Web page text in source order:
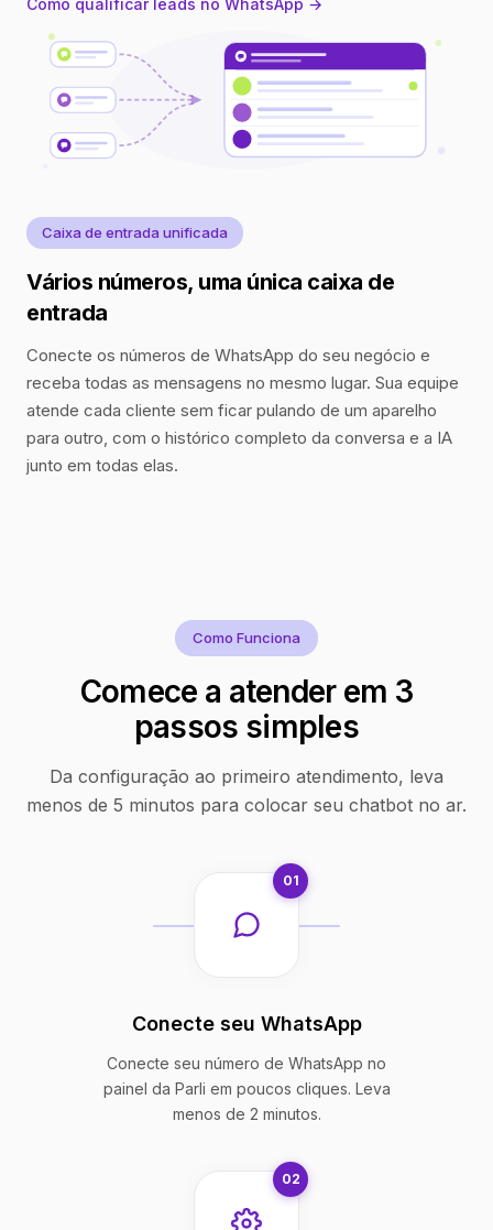
Como qualificar leads no WhatsApp →
Caixa de entrada unificada
Vários números, uma única caixa de
entrada
Conecte os números de WhatsApp do seu negócio e
receba todas as mensagens no mesmo lugar. Sua equipe
atende cada cliente sem ficar pulando de um aparelho
para outro, com o histórico completo da conversa e a IA
junto em todas elas.
Como Funciona
Comece a atender em 3
passos simples
Da configuração ao primeiro atendimento, leva
menos de 5 minutos para colocar seu chatbot no ar.
01
Conecte seu WhatsApp
Conecte seu número de WhatsApp no
painel da Parli em poucos cliques. Leva
menos de 2 minutos.
02